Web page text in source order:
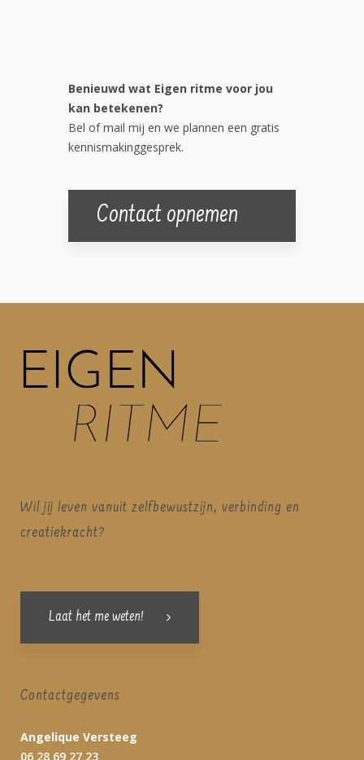
Benieuwd wat Eigen ritme voor jou
kan betekenen?
Bel of mail mij en we plannen een gratis
kennismakinggesprek.
Contact opnemen
Wil jij leven vanuit zelfbewustzijn, verbinding en
creatiekracht?
Laat het me weten!
Contactgegevens
Angelique Versteeg
06 28 69 27 23